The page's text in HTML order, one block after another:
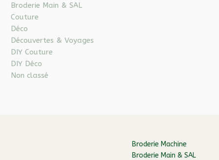
Broderie Main & SAL
Couture
Déco
Découvertes & Voyages
DIY Couture
DIY Déco
Non classé
Broderie Machine
Broderie Main & SAL